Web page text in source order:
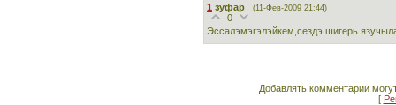
1 зуфар (11-Фев-2009 21:44)
0
Эссалэмэгэлэйкем,сездэ шигерь
Добавлять комментарии
[